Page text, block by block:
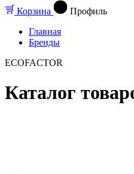
Корзина
Профиль
Главная
Бренды
ECOFACTOR
Каталог